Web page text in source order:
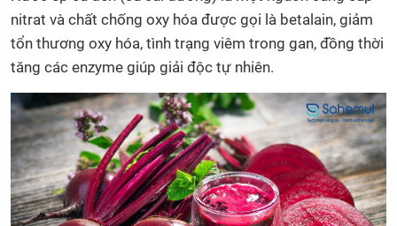
nitrat và chất chống oxy hóa được gọi là betalain, giảm
tổn thương oxy hóa, tình trạng viêm trong gan, đồng thời
tăng các enzyme giúp giải độc tự nhiên.